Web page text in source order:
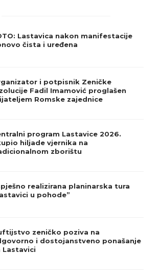
Lastavica nakon manifestacije
čista i uređena
i potpisnik Zeničke
Fadil Imamović proglašen
Romske zajednice
program Lastavice 2026.
hiljade vjernika na
zborištu
realizirana planinarska tura
u pohode”
zeničko poziva na
i dostojanstveno ponašanje
Lastavici